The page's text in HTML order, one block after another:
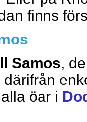
finns
Samos,
därifrån
öar i